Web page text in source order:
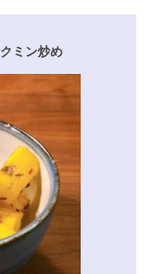
ミン炒め